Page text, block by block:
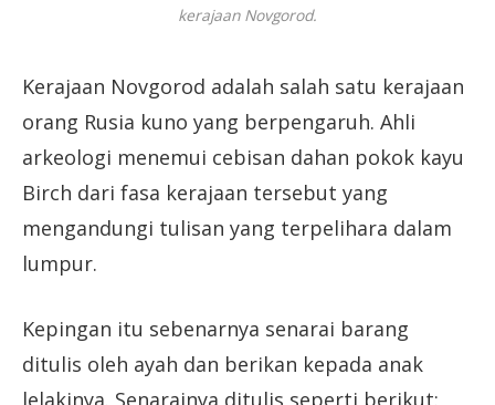
kerajaan Novgorod.
Kerajaan Novgorod adalah salah satu kerajaan
orang Rusia kuno yang berpengaruh. Ahli
arkeologi menemui cebisan dahan pokok kayu
Birch dari fasa kerajaan tersebut yang
mengandungi tulisan yang terpelihara dalam
lumpur.
Kepingan itu sebenarnya senarai barang
ditulis oleh ayah dan berikan kepada anak